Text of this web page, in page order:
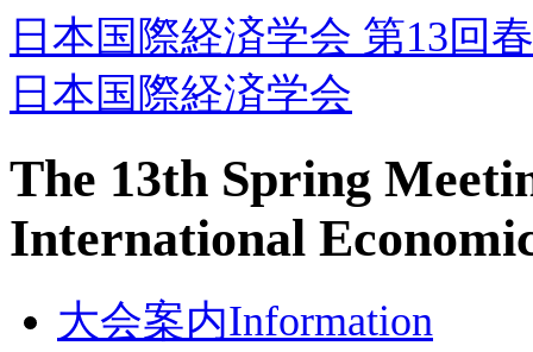
日本国際経済学会 第13回
日本国際経済学会
The 13th Spring
International
大会案内Information